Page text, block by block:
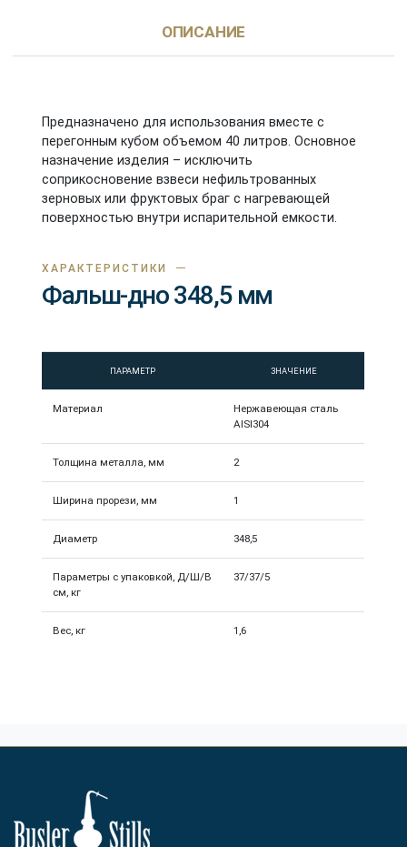
ОПИСАНИЕ
Предназначено для использования вместе с
перегонным кубом объемом 40 литров. Основное
назначение изделия – исключить
соприкосновение взвеси нефильтрованных
зерновых или фруктовых браг с нагревающей
поверхностью внутри испарительной емкости.
ХАРАКТЕРИСТИКИ
Фальш-дно 348,5 мм
ПАРАМЕТР ЗНАЧЕНИЕ
Материал
Нержавеющая сталь
AISI304
Толщина металла, мм 2
Ширина прорези, мм 1
Диаметр 348,5
Параметры с упаковкой, Д/Ш/В
см, кг
37/37/5
Вес, кг 1,6